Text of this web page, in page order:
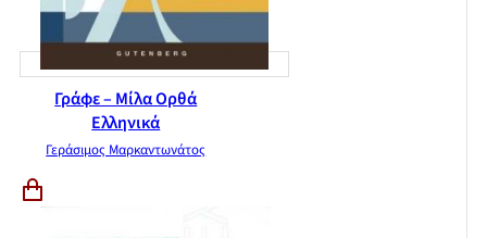
Γράφε – Μίλα Ορθά
Ελληνικά
Γεράσιμος Μαρκαντωνάτος